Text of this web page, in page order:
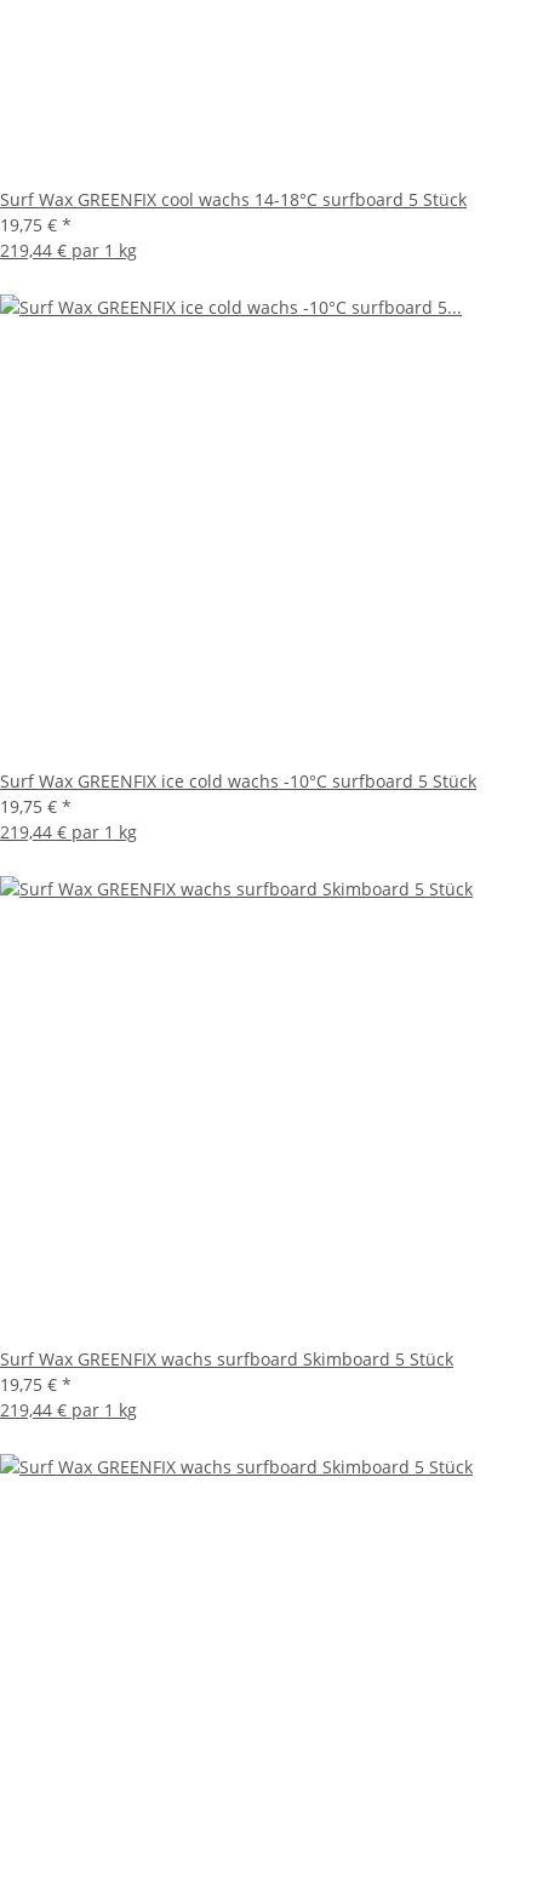
Surf Wax GREENFIX cool wachs 14-18°C surfboard 5 Stück
19,75 € *
219,44 € par 1 kg
Surf Wax GREENFIX ice cold wachs -10°C surfboard 5 Stück
19,75 € *
219,44 € par 1 kg
Surf Wax GREENFIX wachs surfboard Skimboard 5 Stück
19,75 € *
219,44 € par 1 kg